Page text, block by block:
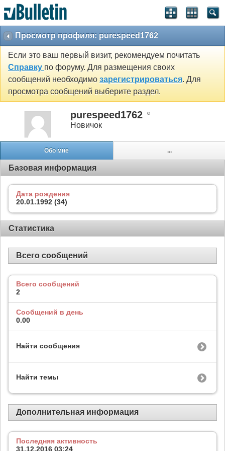
Просмотр профиля: purespeed1762
Если это ваш первый визит, рекомендуем почитать
Справку по форуму. Для размещения своих
сообщений необходимо зарегистрироваться. Для
просмотра сообщений выберите раздел.
purespeed1762
Новичок
Обо мне ...
Базовая информация
Дата рождения
20.01.1992 (34)
Статистика
Всего сообщений
Всего сообщений
2
Сообщений в день
0.00
Найти сообщения
Найти темы
Дополнительная информация
Последняя активность
31.12.2016 03:24